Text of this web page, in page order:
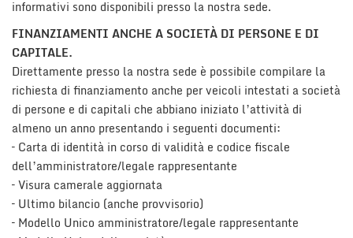
informativi sono disponibili presso la nostra sede.
FINANZIAMENTI ANCHE A SOCIETÀ DI PERSONE E DI
CAPITALE.
Direttamente presso la nostra sede è possibile compilare la
richiesta di finanziamento anche per veicoli intestati a società
di persone e di capitali che abbiano iniziato l’attività di
almeno un anno presentando i seguenti documenti:
– Carta di identità in corso di validità e codice fiscale
dell’amministratore/legale rappresentante
– Visura camerale aggiornata
– Ultimo bilancio (anche provvisorio)
– Modello Unico amministratore/legale rappresentante